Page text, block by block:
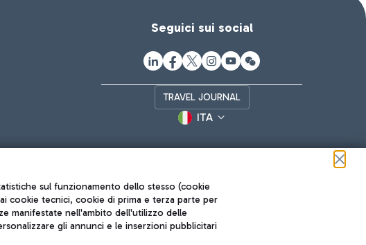
Seguici sui social
TRAVEL JOURNAL
ITA
sul funzionamento dello stesso (cookie
cookie tecnici, cookie di prima e terza parte per
manifestate nell'ambito dell'utilizzo delle
gli annunci e le inserzioni pubblicitari